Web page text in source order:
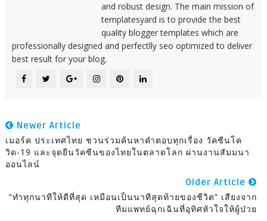
and robust design. The main mission of
templatesyard is to provide the best
quality blogger templates which are
professionally designed and perfectlly seo optimized to deliver
best result for your blog.
Newer Article
เมอร์ค ประเทศไทย ชวนร่วมค้นหาคำตอบทุกเรื่อง วัคซีนโค
วิด-19 และจุดยืนวัคซีนของไทยในตลาดโลก ผ่านงานสัมมนา
ออนไลน์
Older Article
“ทำทุกนาทีให้ดีที่สุด เหมือนเป็นนาทีสุดท้ายของชีวิต” เสียงจาก
ทีมแพทย์ฉุกเฉินที่อุทิศหัวใจให้ผู้ป่วย